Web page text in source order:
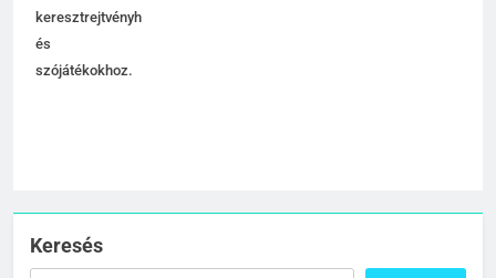
Szavak
keresztrejtvényhez
Keresés
Citrancs jelentése